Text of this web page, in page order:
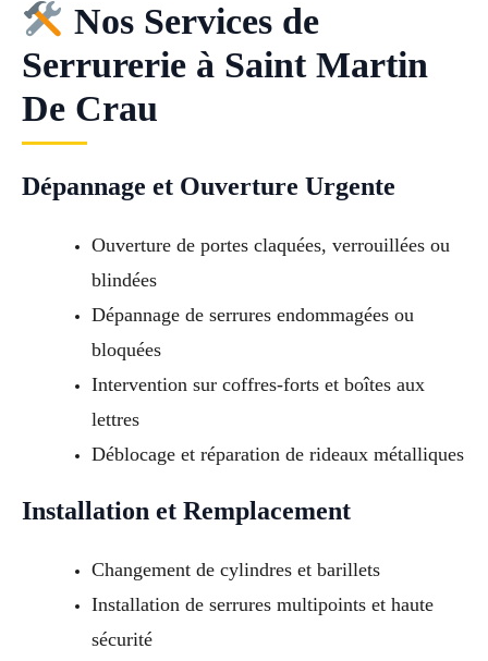
Nos Services de
Serrurerie à Saint Martin
De Crau
Dépannage et Ouverture Urgente
Ouverture de portes claquées, verrouillées ou
blindées
Dépannage de serrures endommagées ou
bloquées
Intervention sur coffres-forts et boîtes aux
lettres
Déblocage et réparation de rideaux métalliques
Installation et Remplacement
Changement de cylindres et barillets
Installation de serrures multipoints et haute
sécurité